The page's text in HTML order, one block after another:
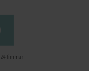
timmar